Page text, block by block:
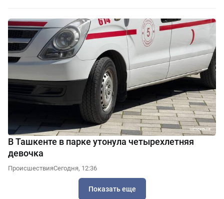
В Ташкенте в парке утонула четырехлетняя
девочка
ПроисшествияСегодня, 12:36
Показать еще